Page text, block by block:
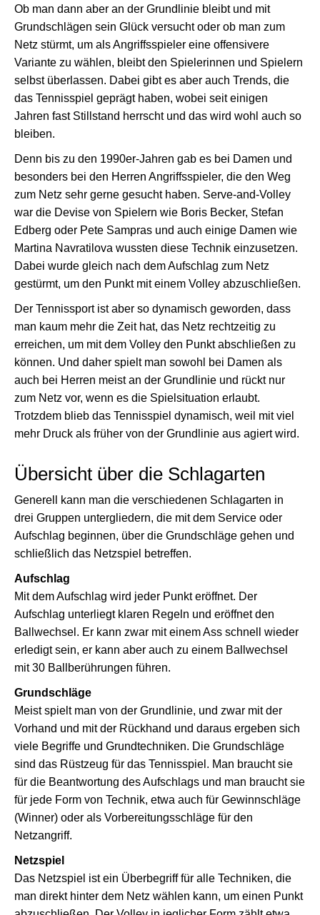
Ob man dann aber an der Grundlinie bleibt und mit
Grundschlägen sein Glück versucht oder ob man zum
Netz stürmt, um als Angriffsspieler eine offensivere
Variante zu wählen, bleibt den Spielerinnen und Spielern
selbst überlassen. Dabei gibt es aber auch Trends, die
das Tennisspiel geprägt haben, wobei seit einigen
Jahren fast Stillstand herrscht und das wird wohl auch so
bleiben.
Denn bis zu den 1990er-Jahren gab es bei Damen und
besonders bei den Herren Angriffsspieler, die den Weg
zum Netz sehr gerne gesucht haben. Serve-and-Volley
war die Devise von Spielern wie Boris Becker, Stefan
Edberg oder Pete Sampras und auch einige Damen wie
Martina Navratilova wussten diese Technik einzusetzen.
Dabei wurde gleich nach dem Aufschlag zum Netz
gestürmt, um den Punkt mit einem Volley abzuschließen.
Der Tennissport ist aber so dynamisch geworden, dass
man kaum mehr die Zeit hat, das Netz rechtzeitig zu
erreichen, um mit dem Volley den Punkt abschließen zu
können. Und daher spielt man sowohl bei Damen als
auch bei Herren meist an der Grundlinie und rückt nur
zum Netz vor, wenn es die Spielsituation erlaubt.
Trotzdem blieb das Tennisspiel dynamisch, weil mit viel
mehr Druck als früher von der Grundlinie aus agiert wird.
Übersicht über die Schlagarten
Generell kann man die verschiedenen Schlagarten in
drei Gruppen untergliedern, die mit dem Service oder
Aufschlag beginnen, über die Grundschläge gehen und
schließlich das Netzspiel betreffen.
Aufschlag
Mit dem Aufschlag wird jeder Punkt eröffnet. Der
Aufschlag unterliegt klaren Regeln und eröffnet den
Ballwechsel. Er kann zwar mit einem Ass schnell wieder
erledigt sein, er kann aber auch zu einem Ballwechsel
mit 30 Ballberührungen führen.
Grundschläge
Meist spielt man von der Grundlinie, und zwar mit der
Vorhand und mit der Rückhand und daraus ergeben sich
viele Begriffe und Grundtechniken. Die Grundschläge
sind das Rüstzeug für das Tennisspiel. Man braucht sie
für die Beantwortung des Aufschlags und man braucht sie
für jede Form von Technik, etwa auch für Gewinnschläge
(Winner) oder als Vorbereitungsschläge für den
Netzangriff.
Netzspiel
Das Netzspiel ist ein Überbegriff für alle Techniken, die
man direkt hinter dem Netz wählen kann, um einen Punkt